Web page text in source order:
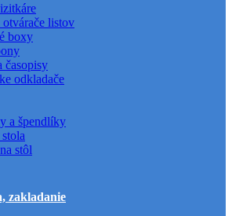
listov
boxy
časopisy
odkladače
a špendlíky
stôl
zakladanie